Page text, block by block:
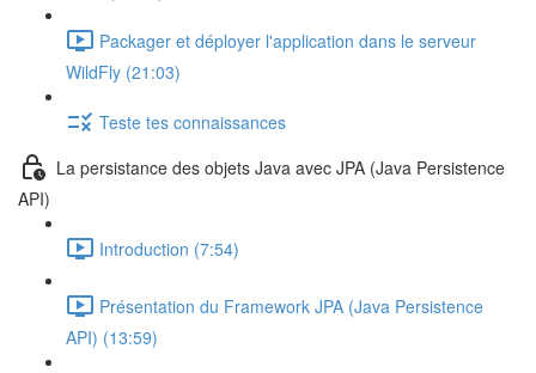
Packager et déployer l'application dans le serveur
WildFly (21:03)
Teste tes connaissances
La persistance des objets Java avec JPA (Java Persistence
API)
Introduction (7:54)
Présentation du Framework JPA (Java Persistence
API) (13:59)